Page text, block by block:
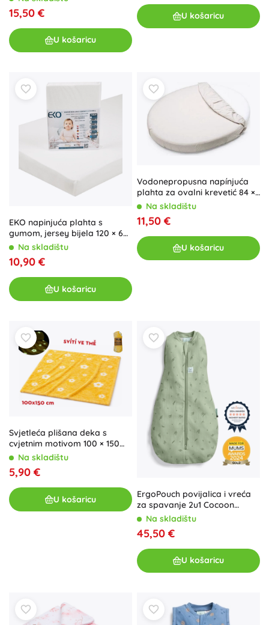
15,50 €
U košaricu
U košaricu
EKO napinjuća plahta s
gumom, jersey bijela 120 × 60
cmNa skladištu
10,90 €
U košaricu
Vodonepropusna napínjuća
plah­ta za ovalni krevetić 84 ×
50 bijela Petite&Mars
Na skladištu
11,50 €
U košaricu
Svjetleća plišana deka s
cvjetnim motivom 100 × 150
cm žuta
Na skladištu
5,90 €
U košaricu
ErgoPouch povijalica i vreća
za spavanje 2u1 Cocoon
willow 0,2 TOG (0–3 mjeseca,
Na skladištu
45,50 €
U košaricu